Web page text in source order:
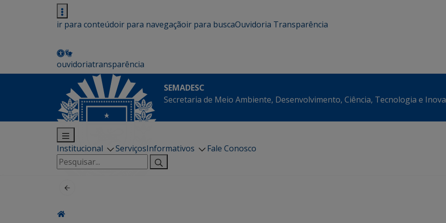
ir para conteúdoir para navegaçãoir para buscaOuvidoria Transparência
ouvidoriatransparência
SEMADESC
Secretaria de Meio Ambiente, Desenvolvimento, Ciência, Tecnologia e
Institucional ServiçosInformativos
Fale Conosco
Pesquisar
por: